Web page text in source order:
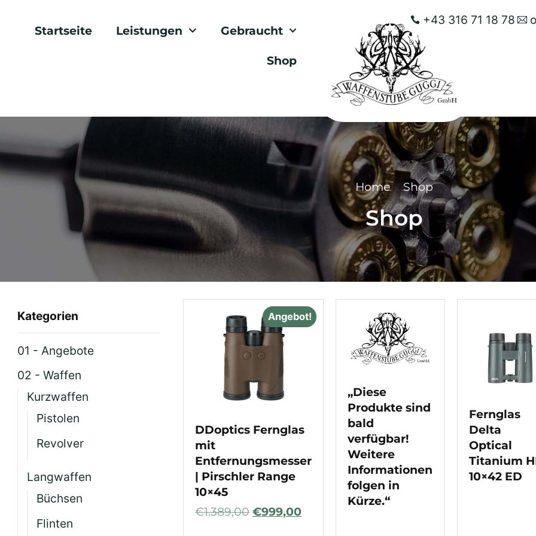
+43 316 71 18 78
Startseite Leistungen Gebraucht
Shop
Home Shop
Shop
Kategorien
01 - Angebote
02 - Waffen
Kurzwaffen
Pistolen
Revolver
Langwaffen
Büchsen
Flinten
Angebot!
DDoptics Fernglas
mit
Entfernungsmesser
| Pirschler Range
10×45
€1.389,00 €999,00
„Diese
Produkte sind
bald
verfügbar!
Weitere
Informationen
folgen in
Kürze.“
Fernglas
Delta
Optical
Titanium
10×42 ED